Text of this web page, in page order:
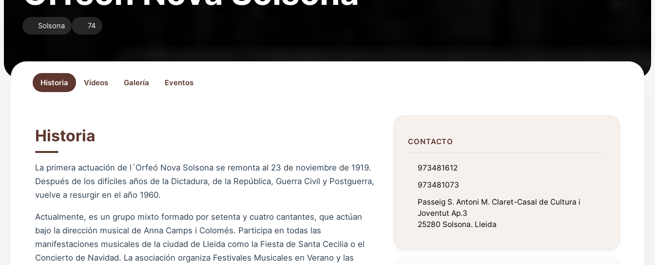
Solsona 74
Historia Vídeos Galería Eventos
Historia
La primera actuación de l´Orfeó Nova Solsona se remonta al 23 de noviembre de 1919.
Después de los difíciles años de la Dictadura, de la República, Guerra Civil y Postguerra,
vuelve a resurgir en el año 1960.
Actualmente, es un grupo mixto formado por setenta y cuatro cantantes, que actúan
bajo la dirección musical de Anna Camps i Colomés. Participa en todas las
manifestaciones musicales de la ciudad de Lleida como la Fiesta de Santa Cecilia o el
Concierto de Navidad. La asociación organiza Festivales Musicales en Verano y las
CONTACTO
973481612
973481073
Passeig S. Antoni M. Claret-Casal de Cultura i
Joventut Ap.3
25280 Solsona. Lleida